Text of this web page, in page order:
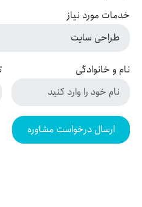
خدمات مورد نیاز
نام و خانوادگی